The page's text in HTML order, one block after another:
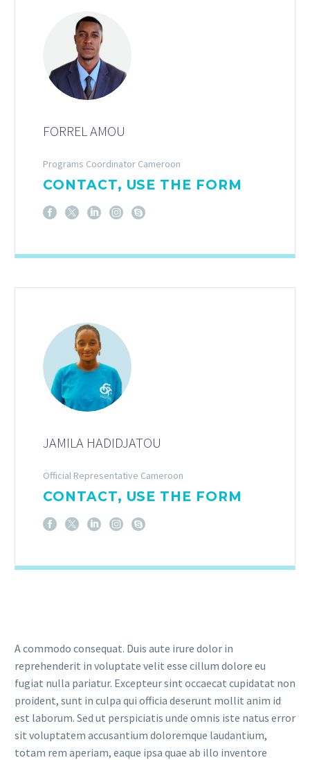
FORREL AMOU
Programs Coordinator Cameroon
CONTACT, USE THE FORM
JAMILA HADIDJATOU
Official Representative Cameroon
CONTACT, USE THE FORM
A commodo consequat. Duis aute irure dolor in
reprehenderit in voluptate velit esse cillum dolore eu
fugiat nulla pariatur. Excepteur sint occaecat cupidatat non
proident, sunt in culpa qui officia deserunt mollit anim id
est laborum. Sed ut perspiciatis unde omnis iste natus error
sit voluptatem accusantium doloremque laudantium,
totam rem aperiam, eaque ipsa quae ab illo inventore